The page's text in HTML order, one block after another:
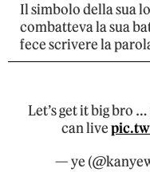
Il simbolo della sua
combatteva la sua
fece scrivere la
Let’s get it big bro
can live
— ye